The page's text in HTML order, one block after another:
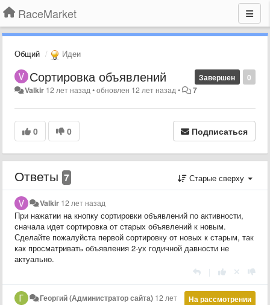
RaceMarket
Общий Идеи
0
Завершен
Сортировка объявлений
Valkir 12 лет назад •обновлен 12 лет назад • 7
0 0 Подписаться
Ответы 7 Старые сверху
Valkir 12 лет назад
При нажатии на кнопку сортировки объявлений по активности,
сначала идет сортировка от старых объявлений к новым.
Сделайте пожалуйста первой сортировку от новых к старым, так
как просматривать объявления 2-ух годичной давности не
актуально.
На рассмотрении
Георгий (Администратор сайта) 12 лет